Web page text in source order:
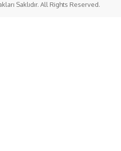
Saklıdır. All Rights Reserved.